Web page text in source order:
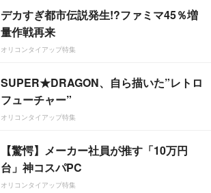
デカすぎ都市伝説発生!?ファミマ45％増
量作戦再来
オリコンタイアップ特集
SUPER★DRAGON、自ら描いた”レトロ
フューチャー”
オリコンタイアップ特集
【驚愕】メーカー社員が推す「10万円
台」神コスパPC
オリコンタイアップ特集